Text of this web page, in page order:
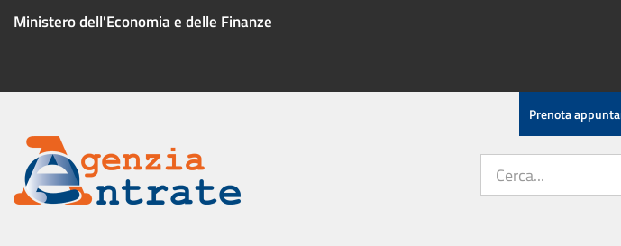
Ministero dell'Economia e delle Finanze
Menu
servizio
Prenota
sito: